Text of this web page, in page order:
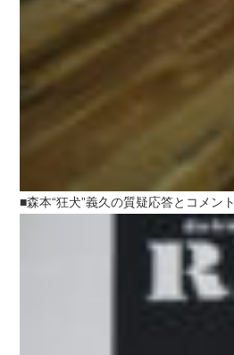
■森本“狂犬”義久の質疑応答とコメント